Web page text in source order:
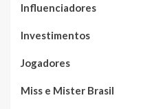
Influenciadores
Investimentos
Jogadores
Miss e Mister Brasil